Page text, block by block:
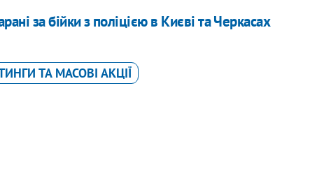
за бійки з поліцією в Києві та Черкасах
ТА МАСОВІ АКЦІЇ